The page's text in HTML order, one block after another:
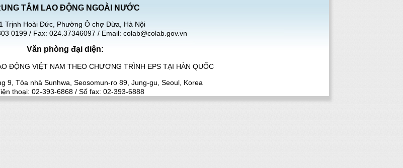
TÂM LAO ĐỘNG NGOÀI NƯỚC
Trịnh Hoài Đức, Phường Ô chợ Dừa, Hà Nội
0199 / Fax: 024.37346097 / Email: colab@colab.gov.vn
Văn phòng đại diện:
ĐỘNG VIỆT NAM THEO CHƯƠNG TRÌNH EPS TẠI HÀN QUỐC
9, Tòa nhà Sunhwa, Seosomun-ro 89, Jung-gu, Seoul, Korea
thoại: 02-393-6868 / Số fax: 02-393-6888